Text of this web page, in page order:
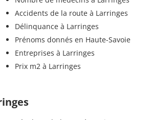
Accidents de la route à Larringes
Délinquance à Larringes
Prénoms donnés en Haute-Savoie
Entreprises à Larringes
Prix m2 à Larringes